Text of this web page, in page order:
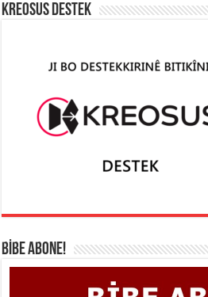
KREOSUS DESTEK
BİBE ABONE!